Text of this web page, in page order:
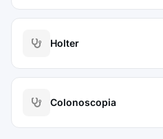
Holter
Colonoscopia